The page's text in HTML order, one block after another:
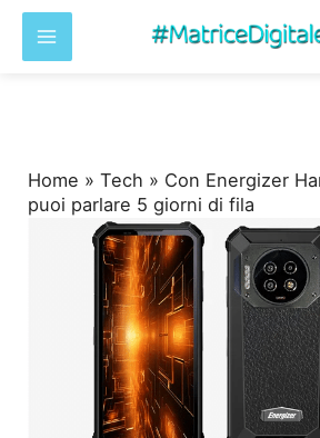
Home »Tech » Con Energizer
puoi parlare 5 giorni di fila